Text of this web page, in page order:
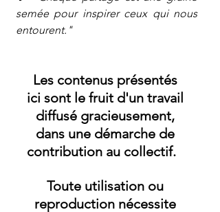
semée pour inspirer ceux qui nous
entourent."
Les contenus présentés
ici sont le fruit d'un travail
diffusé gracieusement,
dans une démarche de
contribution au collectif.
Toute utilisation ou
reproduction nécessite